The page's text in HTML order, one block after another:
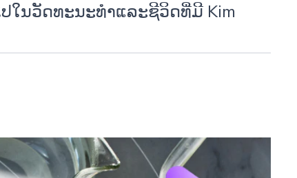
ໃນ​ວັດ​ທະ​ນະ​ທໍາ​ແລະ​ຊີ​ວິດ​ທີ່​ມີ Kim